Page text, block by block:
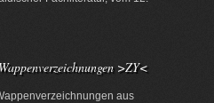
>ZY<
aus